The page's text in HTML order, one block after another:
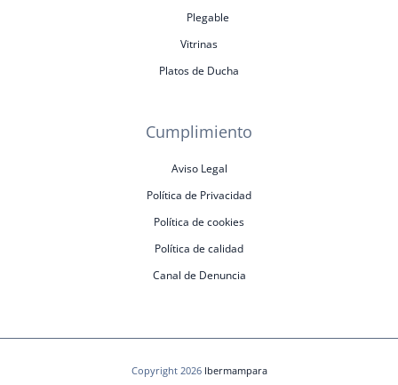
Plegable
Vitrinas
Platos de Ducha
Cumplimiento
Aviso Legal
Política de Privacidad
Política de cookies
Política de calidad
Canal de Denuncia
Copyright 2026 Ibermampara